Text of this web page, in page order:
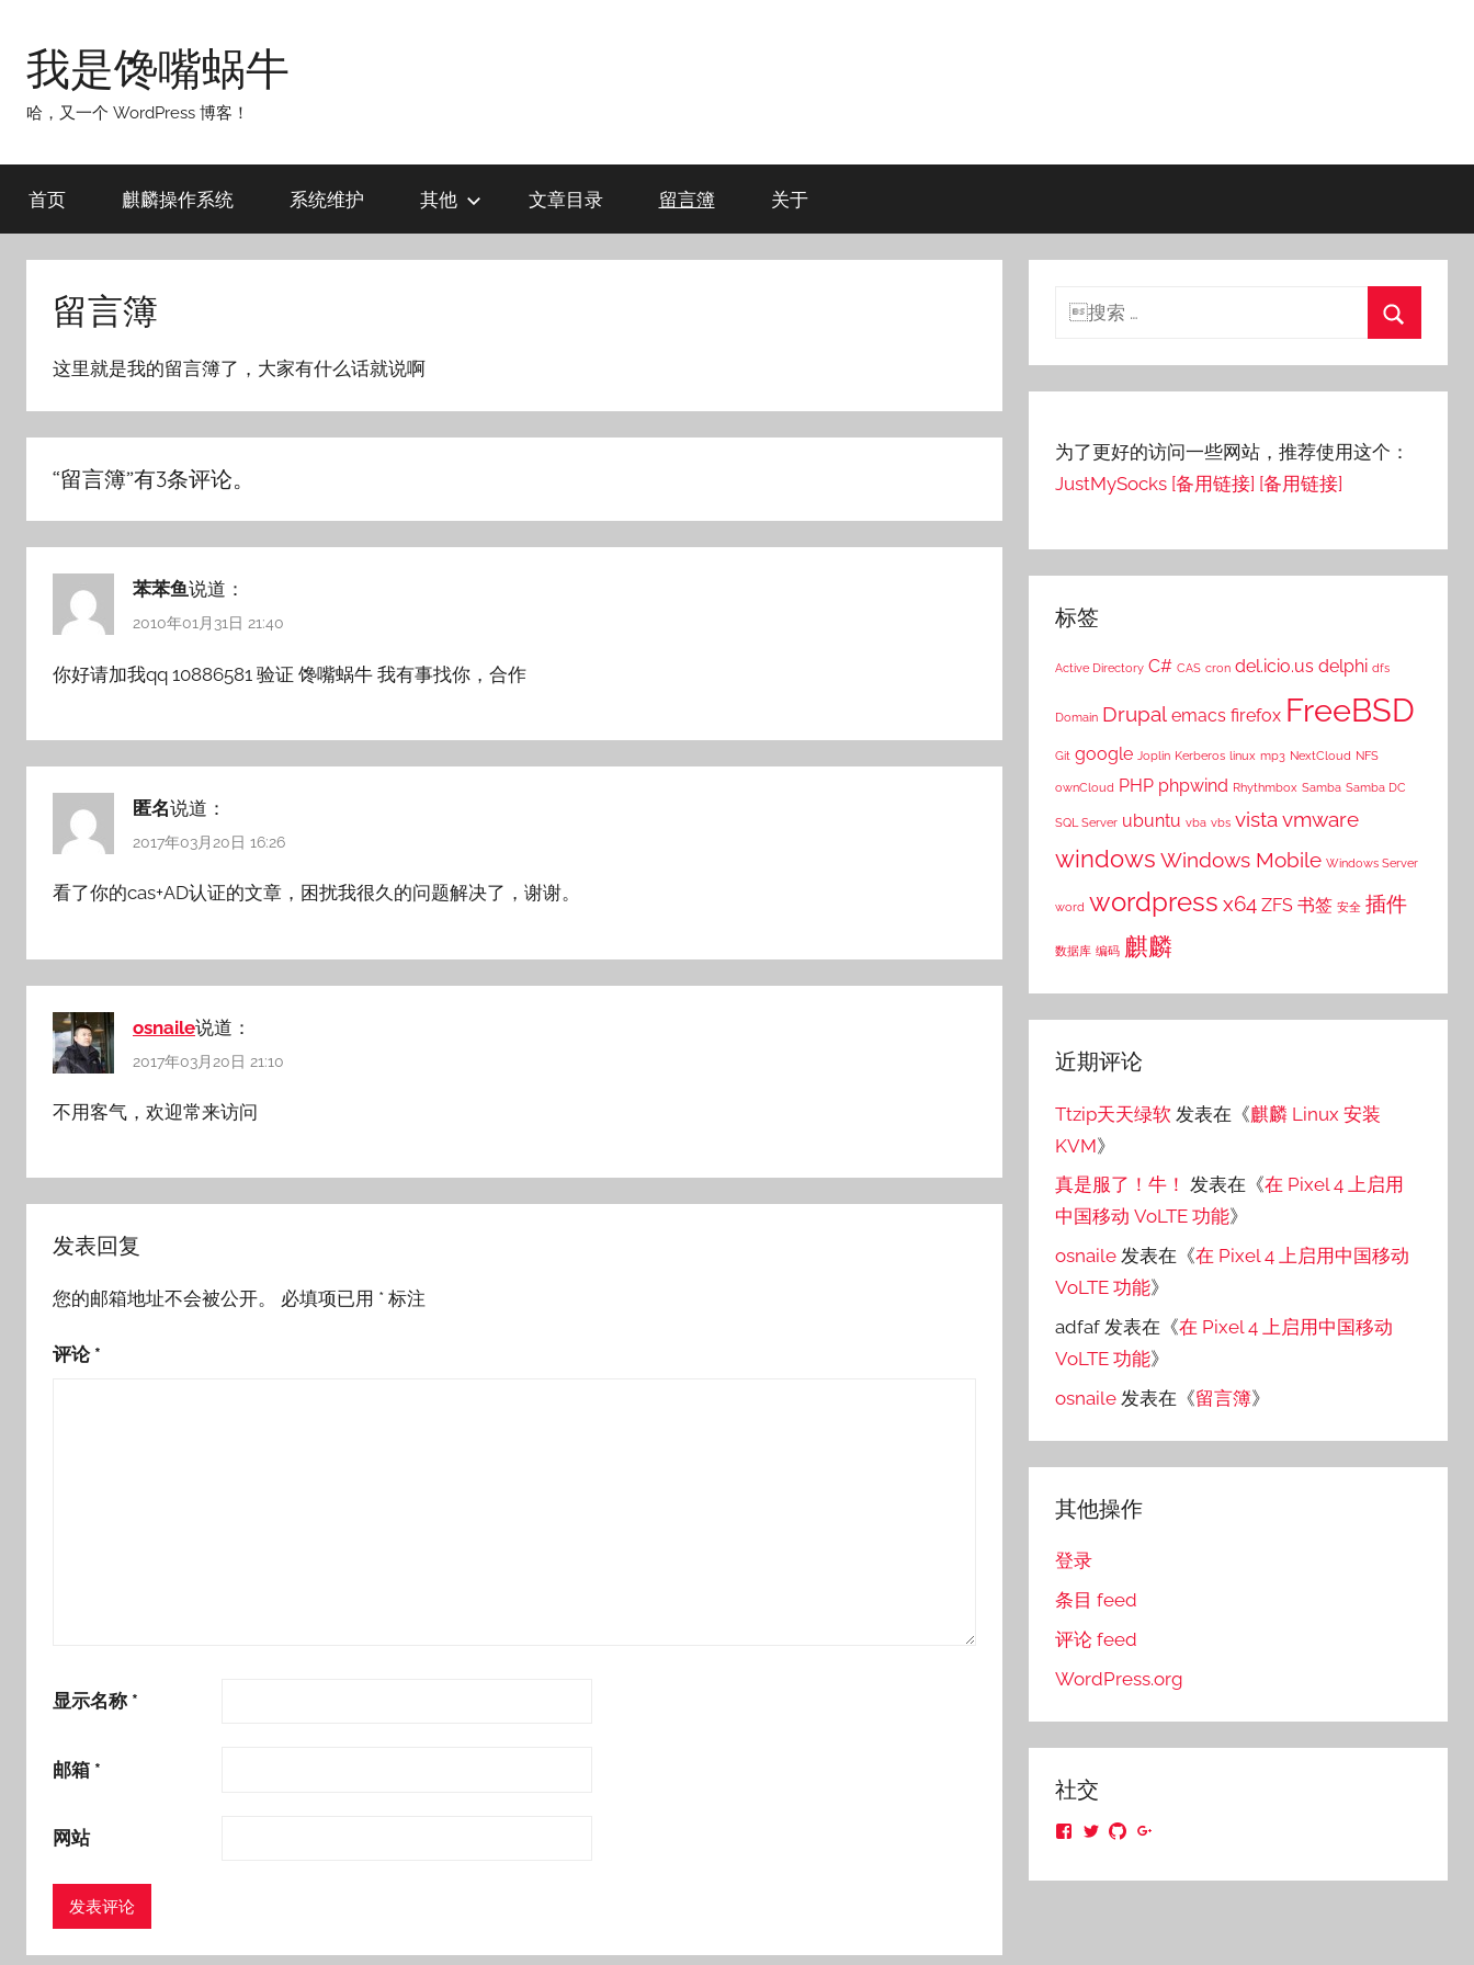
我是馋嘴蜗牛
哈，又一个 WordPress 博客！
首页 麒麟操作系统 系统维护 其他 文章目录 留言簿 关于
留言簿
这里就是我的留言簿了，大家有什么话就说啊
“留言簿”有3条评论。
苯苯鱼说道：
2010年01月31日 21:40
你好请加我qq 10886581 验证 馋嘴蜗牛 我有事找你，合作
匿名说道：
2017年03月20日 16:26
看了你的cas+AD认证的文章，困扰我很久的问题解决了，谢谢。
osnaile说道：
2017年03月20日 21:10
不用客气，欢迎常来访问
发表回复
您的邮箱地址不会被公开。 必填项已用 * 标注
评论 *
显示名称 *
邮箱 *
网站
搜
为了更好的访问一些网站，推荐使用这个：
JustMySocks [备用链接] [备用链接]
标签
Active Directory C# CAS cron del.icio.us delphi dfs
Domain Drupal emacs firefox FreeBSD
Git google Joplin Kerberos linux mp3 NextCloud NFS
ownCloud PHP phpwind Rhythmbox Samba Samba DC
SQL Server ubuntu vba vbs vistavmware
windows Windows Mobile Windows Server
word wordpress x64 ZFS 书签 安全 插件
数据库 编码 麒麟
近期评论
Ttzip天天绿软 发表在《麒麟 Linux 安装
KVM》
真是服了！牛！ 发表在《在 Pixel 4 上启用
中国移动 VoLTE 功能》
osnaile 发表在《在 Pixel 4 上启用中国移动
VoLTE 功能》
adfaf 发表在《在 Pixel 4 上启用中国移动
VoLTE 功能》
osnaile 发表在《留言簿》
其他操作
登录
条目 feed
评论 feed
WordPress.org
社交
在
查
在
查
在
查 查